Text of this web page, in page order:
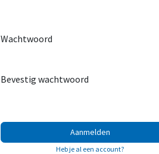
Wachtwoord
Bevestig wachtwoord
Aanmelden
Heb je al een account?